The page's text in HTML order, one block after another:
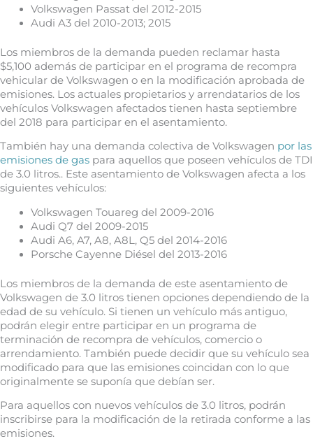
Volkswagen Passat del 2012-2015
Audi A3 del 2010-2013; 2015
Los miembros de la demanda pueden reclamar hasta
$5,100 además de participar en el programa de recompra
vehicular de Volkswagen o en la modificación aprobada de
emisiones. Los actuales propietarios y arrendatarios de los
vehículos Volkswagen afectados tienen hasta septiembre
del 2018 para participar en el asentamiento.
También hay una demanda colectiva de Volkswagen por las
emisiones de gas para aquellos que poseen vehículos de TDI
de 3.0 litros.. Este asentamiento de Volkswagen afecta a los
siguientes vehículos:
Volkswagen Touareg del 2009-2016
Audi Q7 del 2009-2015
Audi A6, A7, A8, A8L, Q5 del 2014-2016
Porsche Cayenne Diésel del 2013-2016
Los miembros de la demanda de este asentamiento de
Volkswagen de 3.0 litros tienen opciones dependiendo de la
edad de su vehículo. Si tienen un vehículo más antiguo,
podrán elegir entre participar en un programa de
terminación de recompra de vehículos, comercio o
arrendamiento. También puede decidir que su vehículo sea
modificado para que las emisiones coincidan con lo que
originalmente se suponía que debían ser.
Para aquellos con nuevos vehículos de 3.0 litros, podrán
inscribirse para la modificación de la retirada conforme a las
emisiones.